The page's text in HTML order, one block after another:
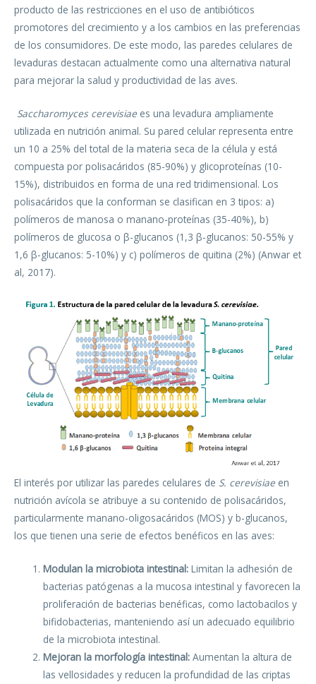
producto de las restricciones en el uso de antibióticos
promotores del crecimiento y a los cambios en las preferencias
de los consumidores. De este modo, las paredes celulares de
levaduras destacan actualmente como una alternativa natural
para mejorar la salud y productividad de las aves.
Saccharomyces cerevisiae es una levadura ampliamente
utilizada en nutrición animal. Su pared celular representa entre
un 10 a 25% del total de la materia seca de la célula y está
compuesta por polisacáridos (85-90%) y glicoproteínas (10-
15%), distribuidos en forma de una red tridimensional. Los
polisacáridos que la conforman se clasifican en 3 tipos: a)
polímeros de manosa o manano-proteínas (35-40%), b)
polímeros de glucosa o β-glucanos (1,3 β-glucanos: 50-55% y
1,6 β-glucanos: 5-10%) y c) polímeros de quitina (2%) (Anwar et
al, 2017).
El interés por utilizar las paredes celulares de S. cerevisiae en
nutrición avícola se atribuye a su contenido de polisacáridos,
particularmente manano-oligosacáridos (MOS) y b-glucanos,
los que tienen una serie de efectos benéficos en las aves:
Modulan la microbiota intestinal: Limitan la adhesión de
bacterias patógenas a la mucosa intestinal y favorecen la
proliferación de bacterias benéficas, como lactobacilos y
bifidobacterias, manteniendo así un adecuado equilibrio
de la microbiota intestinal.
Mejoran la morfología intestinal:Aumentan la altura de
las vellosidades y reducen la profundidad de las criptas